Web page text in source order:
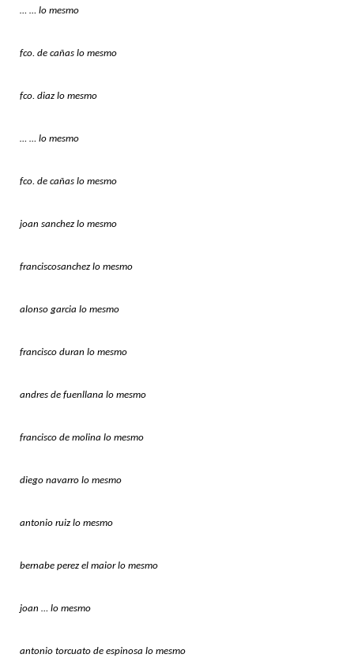
… … lo mesmo
fco. de cañas lo mesmo
fco. diaz lo mesmo
… … lo mesmo
fco. de cañas lo mesmo
joan sanchez lo mesmo
franciscosanchez lo mesmo
alonso garcia lo mesmo
francisco duran lo mesmo
andres de fuenllana lo mesmo
francisco de molina lo mesmo
diego navarro lo mesmo
antonio ruiz lo mesmo
bernabe perez el maior lo mesmo
joan … lo mesmo
antonio torcuato de espinosa lo mesmo